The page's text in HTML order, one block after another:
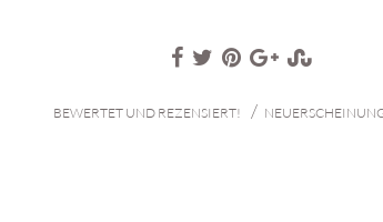
BEWERTET UND REZENSIERT! /